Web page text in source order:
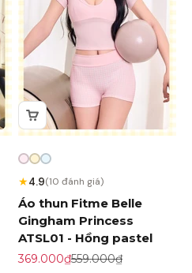
★4.9(10 đánh giá)
Áo thun Fitme Belle
Gingham Princess
ATSL01 - Hồng pastel
Giá khuyến mãi
369.000₫Giá gốc
559.000₫